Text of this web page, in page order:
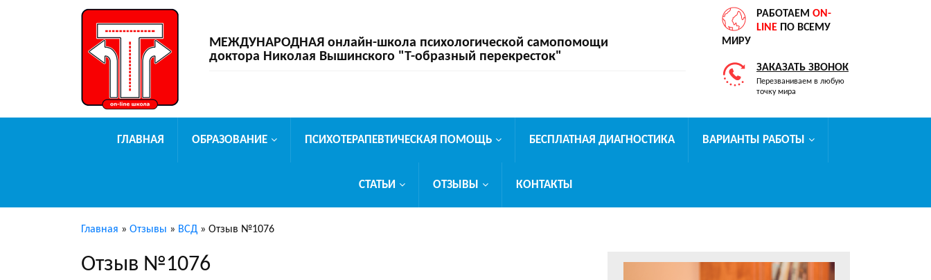
МЕЖДУНАРОДНАЯ онлайн-школа психологической самопомощи
доктора Николая Вышинского "Т-образный перекресток"
РАБОТАЕМ ON-
LINE ПО ВСЕМУ
МИРУ
ЗАКАЗАТЬ ЗВОНОК
Перезваниваем в любую
точку мира
ГЛАВНАЯ ОБРАЗОВАНИЕ ПСИХОТЕРАПЕВТИЧЕСКАЯ ПОМОЩЬ БЕСПЛАТНАЯ ДИАГНОСТИКА ВАРИАНТЫ РАБОТЫ
СТАТЬИ ОТЗЫВЫ КОНТАКТЫ
Главная » Отзывы » ВСД » Отзыв №1076
Отзыв №1076